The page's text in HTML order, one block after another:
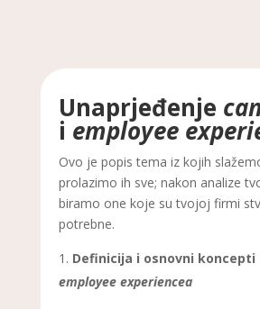
Unaprjeđenje
i employee
Ovo je popis tema iz kojih
prolazimo ih sve; nakon analize
biramo one koje su tvojoj firmi
potrebne.
Definicija i osnovni koncepti
employee experiencea